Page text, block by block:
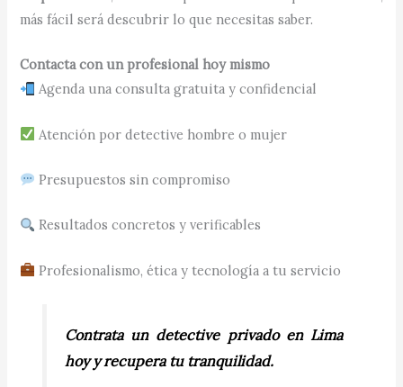
más fácil será descubrir lo que necesitas saber.
Contacta con un profesional hoy mismo
Agenda una consulta gratuita y confidencial
Atención por detective hombre o mujer
Presupuestos sin compromiso
Resultados concretos y verificables
Profesionalismo, ética y tecnología a tu servicio
Contrata un detective privado en Lima
hoy y recupera tu tranquilidad.